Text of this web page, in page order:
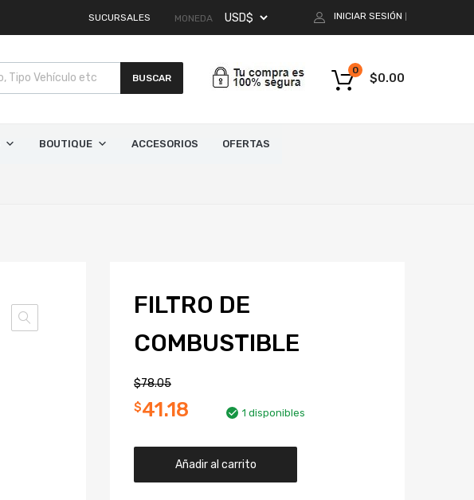
SUCURSALES MONEDA INICIAR SESIÓN
BUSCAR $0.00
0
BOUTIQUE ACCESORIOS OFERTAS
FILTRO DE
COMBUSTIBLE
$78.05
$41.18 1 disponibles
Añadir al carrito